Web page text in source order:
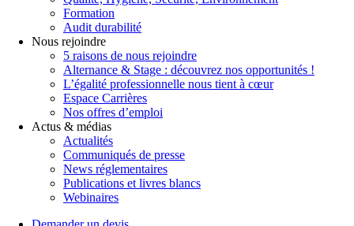
Formation
Audit durabilité
Nous rejoindre
5 raisons de nous rejoindre
Alternance & Stage : découvrez nos opportunités !
L’égalité professionnelle nous tient à cœur
Espace Carrières
Nos offres d’emploi
Actus & médias
Actualités
Communiqués de presse
News réglementaires
Publications et livres blancs
Webinaires